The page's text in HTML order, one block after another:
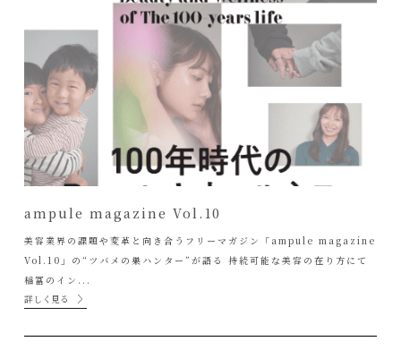
ampule magazine Vol.10
美容業界の課題や変革と向き合うフリーマガジン「ampule magazine
Vol.10」の“ツバメの巣ハンター”が語る 持続可能な美容の在り方にて
稲冨のイン...
詳しく見る